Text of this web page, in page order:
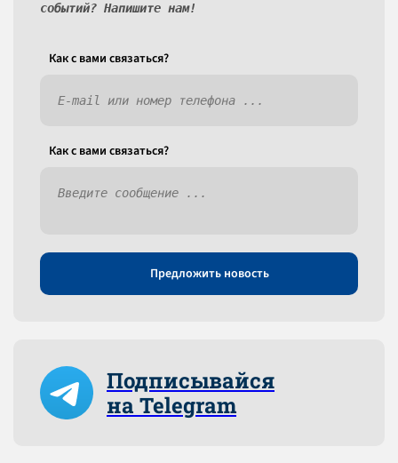
событий? Напишите нам!
Как c вами связаться?
Как c вами связаться?
Предложить новость
Подписывайся
на Telegram